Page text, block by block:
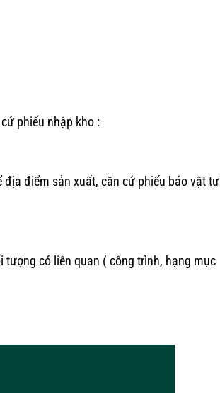
phiếu nhập kho :
điểm sản xuất, căn cứ phiếu báo vật tư
tượng có liên quan ( công trình, hạng mục